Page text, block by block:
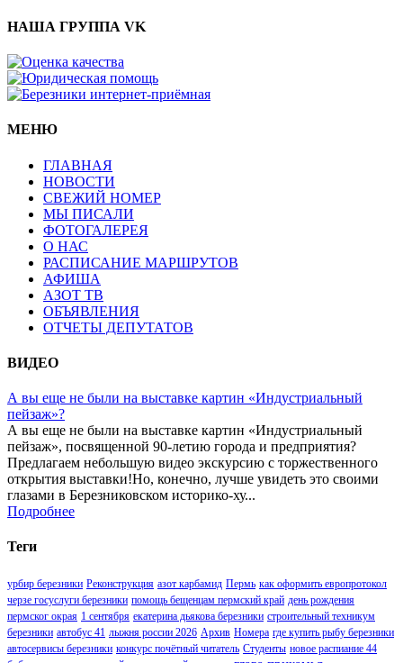
НАША ГРУППА VK
МЕНЮ
ГЛАВНАЯ
НОВОСТИ
СВЕЖИЙ НОМЕР
МЫ ПИСАЛИ
ФОТОГАЛЕРЕЯ
О НАС
РАСПИСАНИЕ МАРШРУТОВ
АФИША
АЗОТ ТВ
ОБЪЯВЛЕНИЯ
ОТЧЕТЫ ДЕПУТАТОВ
ВИДЕО
А вы еще не были на выставке картин «Индустриальный
пейзаж»?
А вы еще не были на выставке картин «Индустриальный
пейзаж», посвященной 90-летию города и предприятия?
Предлагаем небольшую видео экскурсию с торжественного
открытия выставки!Но, конечно, лучше увидеть это своими
глазами в Березниковском историко-ху...
Подробнее
Теги
урбир березники Реконструкция азот карбамид Пермь как оформить европротокол
черзе госуслуги березники помощь бещенцам пермский край день рождения
пермског окрая 1 сентября екатерина дьякова березники строительный техникум
березники автобус 41 лыжня россии 2026 Архив Номера где купить рыбу березники
автосервисы березники конкурс почётный читатель Студенты новое распиание 44